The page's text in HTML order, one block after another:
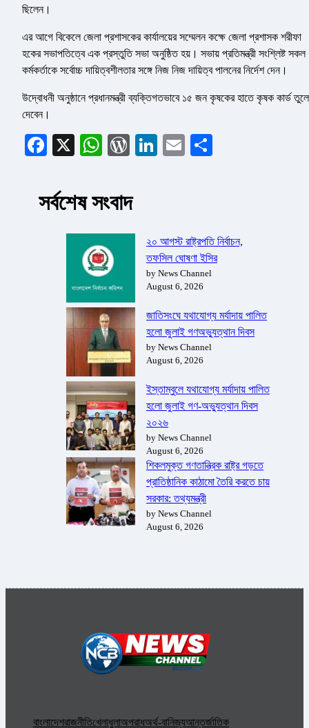
ছিলেন।
এর আগে বিকেলে জেলা প্রশাসকের কার্যালয়ের সম্মেলন কক্ষে জেলা প্রশাসক শরীফা
হকের সভাপতিত্বে এক প্রস্তুতি সভা অনুষ্ঠিত হয়। সভায় প্রতিমন্ত্রী সংশ্লিষ্ট সকল
কর্মকর্তাকে সর্বোচ্চ দায়িত্বশীলতার সঙ্গে নিজ নিজ দায়িত্ব পালনের নির্দেশ দেন।
উদ্বোধনী অনুষ্ঠানে প্রধানমন্ত্রী ব্যক্তিগতভাবে ১৫ জন কৃষকের হাতে কৃষক কার্ড তুলে
দেবেন।
Facebook
X WhatsApp
WordPress
LinkedIn
Email
সর্বশেষ সংবাদ
২০ আগস্ট রাষ্ট্রপতি নির্বাচন,
তফসিল ঘোষণা ইসির
by News Channel
August 6, 2026
জাতিসংঘে যথাযোগ্য মর্যাদায় পালিত
হলো জুলাই গণঅভ্যুত্থান দিবস
by News Channel
August 6, 2026
ইস্তাম্বুলে যথাযোগ্য মর্যাদায় পালিত
হলো জুলাই গণ-অভ্যুত্থান দিবস
২০২৬
by News Channel
August 6, 2026
শিকলমুক্ত গণতান্ত্রিক রাষ্ট্র গড়তে
প্রাতিষ্ঠানিক কাঠামো তৈরি করতে চায়
সরকার: তথ্যমন্ত্রী
by News Channel
August 6, 2026
বাংলাদেশরাজনীতিখেলাধুলাঅপরাধঅর্থ-বানিজ্যআন্তর্জাতিক